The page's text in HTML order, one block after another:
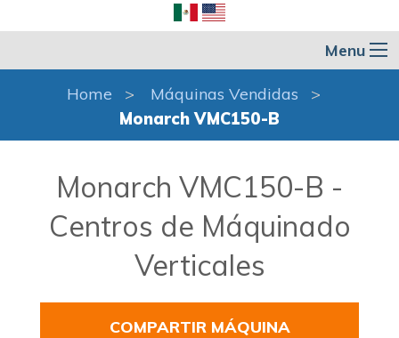
Menu
Home
Máquinas Vendidas
Monarch VMC150-B
Monarch VMC150-B -
Centros de Máquinado
Verticales
COMPARTIR MÁQUINA